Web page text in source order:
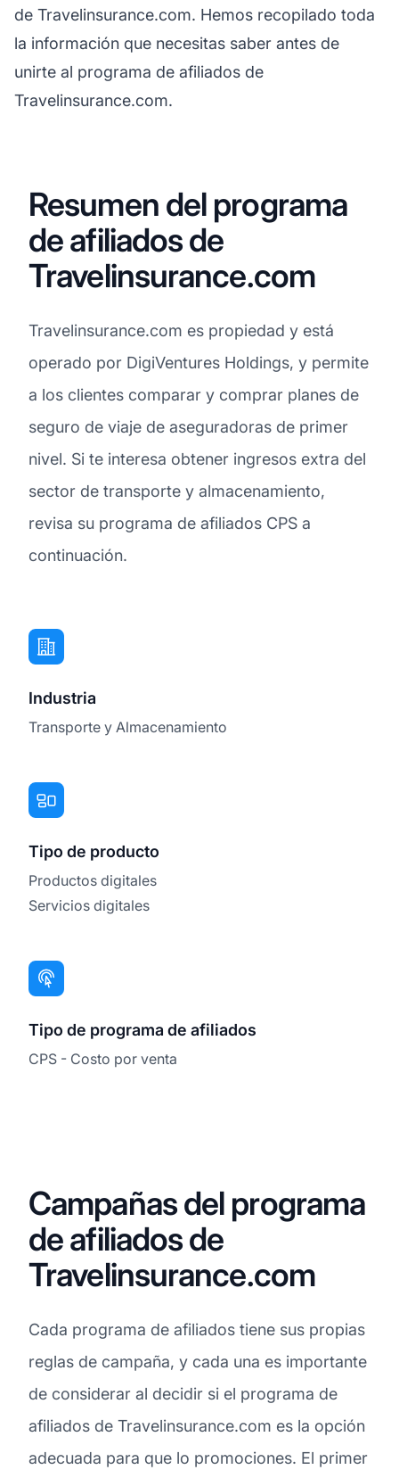
de Travelinsurance.com. Hemos recopilado toda
la información que necesitas saber antes de
unirte al programa de afiliados de
Travelinsurance.com.
Resumen del programa
de afiliados de
Travelinsurance.com
Travelinsurance.com es propiedad y está
operado por DigiVentures Holdings, y permite
a los clientes comparar y comprar planes de
seguro de viaje de aseguradoras de primer
nivel. Si te interesa obtener ingresos extra del
sector de transporte y almacenamiento,
revisa su programa de afiliados CPS a
continuación.
Industria
Transporte y Almacenamiento
Tipo de producto
Productos digitales
Servicios digitales
Tipo de programa de afiliados
CPS - Costo por venta
Campañas del programa
de afiliados de
Travelinsurance.com
Cada programa de afiliados tiene sus propias
reglas de campaña, y cada una es importante
de considerar al decidir si el programa de
afiliados de Travelinsurance.com es la opción
adecuada para que lo promociones. El primer